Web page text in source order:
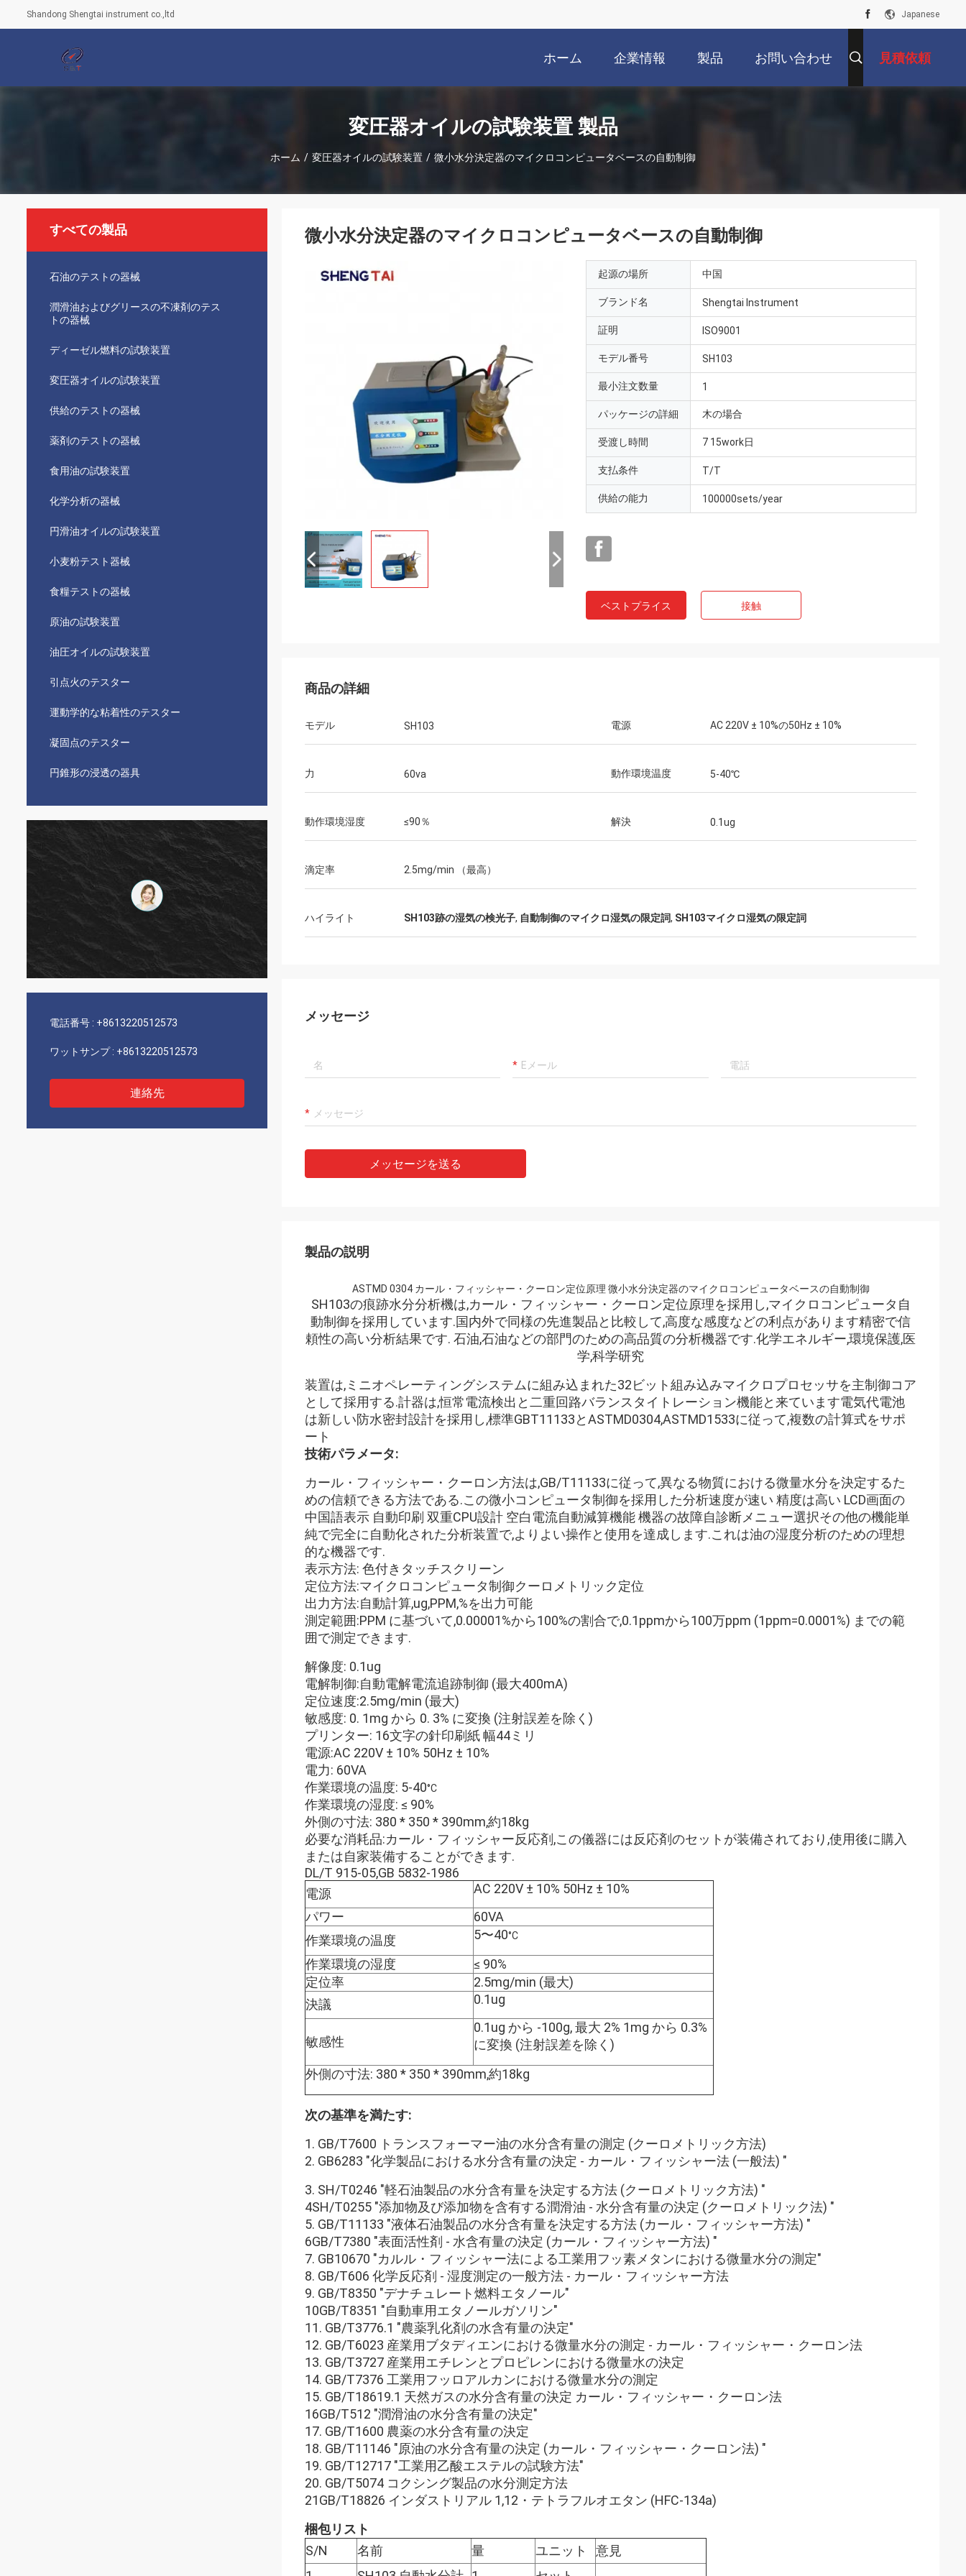
Shandong Shengtai instrument co.,ltd Japanese
ホーム 企業情報 製品 お問い合わせ 見積依頼
変圧器オイルの試験装置 製品
ホーム / 変圧器オイルの試験装置 / 微小水分決定器のマイクロコンピュータベースの自動制御
すべての製品
石油のテストの器械
潤滑油およびグリースの不凍剤のテス
トの器械
ディーゼル燃料の試験装置
変圧器オイルの試験装置
供給のテストの器械
薬剤のテストの器械
食用油の試験装置
化学分析の器械
円滑油オイルの試験装置
小麦粉テスト器械
食糧テストの器械
原油の試験装置
油圧オイルの試験装置
引点火のテスター
運動学的な粘着性のテスター
凝固点のテスター
円錐形の浸透の器具
電話番号 : +8613220512573
ワットサンプ : +8613220512573
連絡先
微小水分決定器のマイクロコンピュータベースの自動制御
起源の場所 中国
ブランド名 Shengtai Instrument
証明 ISO9001
モデル番号 SH103
最小注文数量 1
パッケージの詳細 木の場合
受渡し時間 7 15work日
支払条件 T/T
供給の能力 100000sets/year
ベストプライス 接触
商品の詳細
モデル SH103 電源 AC 220V ± 10%の50Hz ± 10%
力 60va 動作環境温度 5-40℃
動作環境湿度 ≤90％ 解決 0.1ug
滴定率 2.5mg/min （最高）
ハイライト SH103跡の湿気の検光子, 自動制御のマイクロ湿気の限定詞, SH103マイクロ湿気の限定詞
メッセージ
メッセージを送る
製品の説明
ASTMD 0304 カール・フィッシャー・クーロン定位原理 微小水分決定器のマイクロコンピュータベースの自動制御
SH103の痕跡水分分析機は,カール・フィッシャー・クーロン定位原理を採用し,マイクロコンピュータ自
動制御を採用しています.国内外で同様の先進製品と比較して,高度な感度などの利点があります精密で信
頼性の高い分析結果です. 石油,石油などの部門のための高品質の分析機器です.化学エネルギー,環境保護,医
学,科学研究
装置は,ミニオペレーティングシステムに組み込まれた32ビット組み込みマイクロプロセッサを主制御コア
として採用する.計器は,恒常電流検出と二重回路バランスタイトレーション機能と来ています電気代電池
は新しい防水密封設計を採用し,標準GBT11133とASTMD0304,ASTMD1533に従って,複数の計算式をサポ
ート
技術パラメータ:
カール・フィッシャー・クーロン方法は,GB/T11133に従って,異なる物質における微量水分を決定するた
めの信頼できる方法である.この微小コンピュータ制御を採用した分析速度が速い 精度は高い LCD画面の
中国語表示 自動印刷 双重CPU設計 空白電流自動減算機能 機器の故障自診断メニュー選択その他の機能単
純で完全に自動化された分析装置で,よりよい操作と使用を達成します.これは油の湿度分析のための理想
的な機器です.
表示方法: 色付きタッチスクリーン
定位方法:マイクロコンピュータ制御クーロメトリック定位
出力方法:自動計算,ug,PPM,%を出力可能
測定範囲:PPM に基づいて,0.00001%から100%の割合で,0.1ppmから100万ppm (1ppm=0.0001%) までの範
囲で測定できます.
解像度: 0.1ug
電解制御:自動電解電流追跡制御 (最大400mA)
定位速度:2.5mg/min (最大)
敏感度: 0. 1mg から 0. 3% に変換 (注射誤差を除く)
プリンター: 16文字の針印刷紙 幅44ミリ
電源:AC 220V ± 10% 50Hz ± 10%
電力: 60VA
作業環境の温度: 5-40°C
作業環境の湿度: ≤ 90%
外側の寸法: 380 * 350 * 390mm,約18kg
必要な消耗品:カール・フィッシャー反応剤,この儀器には反応剤のセットが装備されており,使用後に購入
または自家装備することができます.
DL/T 915-05,GB 5832-1986
電源
AC 220V ± 10% 50Hz ± 10%
パワー
60VA
作業環境の温度
5〜40°C
作業環境の湿度
≤ 90%
定位率
2.5mg/min (最大)
決議
0.1ug
敏感性
0.1ug から -100g, 最大 2% 1mg から 0.3%
に変換 (注射誤差を除く)
外側の寸法: 380 * 350 * 390mm,約18kg
次の基準を満たす:
1. GB/T7600 トランスフォーマー油の水分含有量の測定 (クーロメトリック方法)
2. GB6283 "化学製品における水分含有量の決定 - カール・フィッシャー法 (一般法) "
3. SH/T0246 "軽石油製品の水分含有量を決定する方法 (クーロメトリック方法) "
4SH/T0255 "添加物及び添加物を含有する潤滑油 - 水分含有量の決定 (クーロメトリック法) "
5. GB/T11133 "液体石油製品の水分含有量を決定する方法 (カール・フィッシャー方法) "
6GB/T7380 "表面活性剤 - 水含有量の決定 (カール・フィッシャー方法) "
7. GB10670 "カルル・フィッシャー法による工業用フッ素メタンにおける微量水分の測定"
8. GB/T606 化学反応剤 - 湿度測定の一般方法 - カール・フィッシャー方法
9. GB/T8350 "デナチュレート燃料エタノール"
10GB/T8351 "自動車用エタノールガソリン"
11. GB/T3776.1 "農薬乳化剤の水含有量の決定"
12. GB/T6023 産業用ブタディエンにおける微量水分の測定 - カール・フィッシャー・クーロン法
13. GB/T3727 産業用エチレンとプロピレンにおける微量水の決定
14. GB/T7376 工業用フッロアルカンにおける微量水分の測定
15. GB/T18619.1 天然ガスの水分含有量の決定 カール・フィッシャー・クーロン法
16GB/T512 "潤滑油の水分含有量の決定"
17. GB/T1600 農薬の水分含有量の決定
18. GB/T11146 "原油の水分含有量の決定 (カール・フィッシャー・クーロン法) "
19. GB/T12717 "工業用乙酸エステルの試験方法"
20. GB/T5074 コクシング製品の水分測定方法
21GB/T18826 インダストリアル 1,12・テトラフルオエタン (HFC-134a)
梱包リスト
S/N
名前 量 ユニット
意見